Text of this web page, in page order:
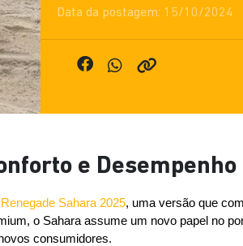
Data da postagem: 15/10/2024
e
Renegade Sahara 2025, uma versão que
o Sahara assume um novo papel no
consumidores.